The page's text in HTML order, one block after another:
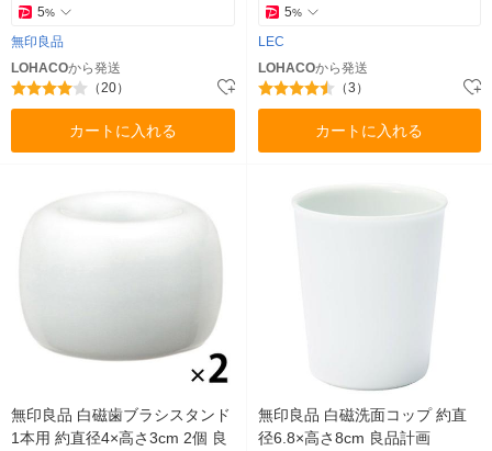
5%
無印良品
LOHACOから発送
（20）
カートに入れる
5%
LEC
LOHACOから発送
（3）
カートに入れる
無印良品 白磁歯ブラシスタンド
1本用 約直径4×高さ3cm 2個 良
無印良品 白磁洗面コップ 約直
径6.8×高さ8cm 良品計画